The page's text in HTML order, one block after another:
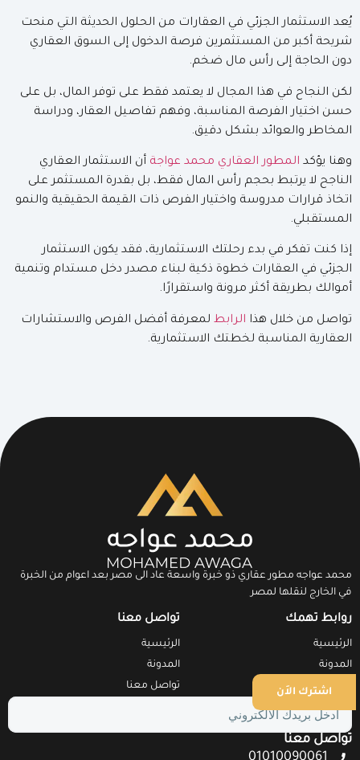
يُعد الاستثمار الجزئي في العقارات من الحلول الحديثة التي منحت
شريحة أكبر من المستثمرين فرصة الدخول إلى السوق العقاري
دون الحاجة إلى رأس مال ضخم.
لكن النجاح في هذا المجال لا يعتمد فقط على توفر المال، بل على
حسن اختيار الفرصة المناسبة، وفهم تفاصيل العقار، ودراسة
المخاطر والعوائد بشكل دقيق.
وهنا يؤكد المطور العقاري محمد عواجة أن الاستثمار العقاري
الناجح لا يرتبط بحجم رأس المال فقط، بل بقدرة المستثمر على
اتخاذ قرارات مدروسة واختيار الفرص ذات القيمة الحقيقية والنمو
المستقبلي.
إذا كنت تفكر في بدء رحلتك الاستثمارية، فقد يكون الاستثمار
الجزئي في العقارات خطوة ذكية لبناء مصدر دخل مستدام وتنمية
أموالك بطريقة أكثر مرونة واستقرارًا.
تواصل من خلال هذا الرابط لمعرفة أفضل الفرص والاستشارات
العقارية المناسبة لخطتك الاستثمارية.
محمد عواجه مطور عقاري ذو خبرة واسعة عاد الى مصر بعد اعوام من الخبرة
في الخارج لنقلها لمصر
روابط تهمك
الرئيسية
المدونة
تواصل معنا
تواصل معنا
الرئيسية
المدونة
تواصل معنا
اشترك الاَن
تواصل معنا